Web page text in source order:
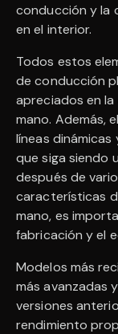
conducción y la
en el interior.
Todos estos
de conducción
apreciados en
mano. Además,
líneas
que siga siendo
después de
características
mano, es
fabricación y el
Modelos más
más avanzadas
versiones
rendimiento